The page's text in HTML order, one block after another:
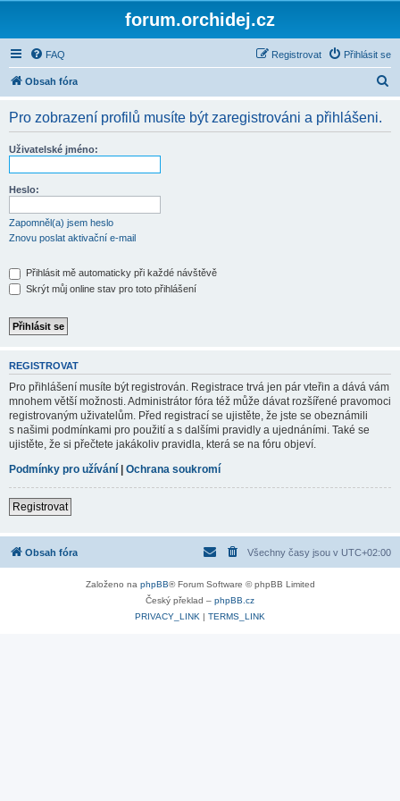
forum.orchidej.cz
FAQ Přihlásit se
Registrovat
Obsah fóra
Pro zobrazení profilů musíte být zaregistrováni a přihlášeni.
Uživatelské jméno:
Heslo:
Zapomněl(a) jsem heslo
Znovu poslat aktivační e-mail
Přihlásit mě automaticky při každé návštěvě
Skrýt můj online stav pro toto přihlášení
REGISTROVAT
Pro přihlášení musíte být registrován. Registrace trvá jen pár vteřin a dává vám
mnohem větší možnosti. Administrátor fóra též může dávat rozšířené pravomoci
registrovaným uživatelům. Před registrací se ujistěte, že jste se obeznámili
s našimi podmínkami pro použití a s dalšími pravidly a ujednáními. Také se
ujistěte, že si přečtete jakákoliv pravidla, která se na fóru objeví.
Podmínky pro užívání | Ochrana soukromí
Registrovat
Obsah fóra Všechny časy jsou v UTC+02:00
Založeno na phpBB® Forum Software © phpBB Limited
Český překlad – phpBB.cz
PRIVACY_LINK | TERMS_LINK